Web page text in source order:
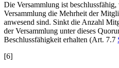
Die Versammlung ist
Versammlung die Mehrheit der
anwesend sind. Sinkt die Anzahl
der Versammlung unter dieses
Beschlussfähigkeit erhalten (Art. 7.7
[6]